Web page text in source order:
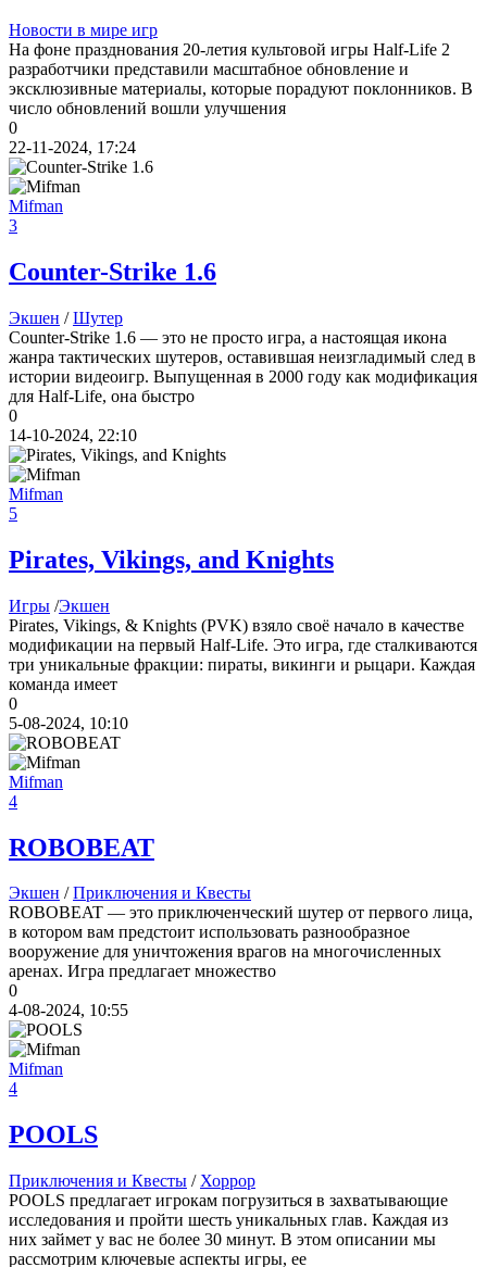
Новости в мире игр
На фоне празднования 20-летия культовой игры Half-Life 2
разработчики представили масштабное обновление и
эксклюзивные материалы, которые порадуют поклонников. В
число обновлений вошли улучшения
0
22-11-2024, 17:24
Mifman
3
Counter-Strike 1.6
Экшен /Шутер
Counter-Strike 1.6 — это не просто игра, а настоящая икона
жанра тактических шутеров, оставившая неизгладимый след в
истории видеоигр. Выпущенная в 2000 году как модификация
для Half-Life, она быстро
0
14-10-2024, 22:10
Mifman
5
Pirates, Vikings, and Knights
Игры /Экшен
Pirates, Vikings, & Knights (PVK) взяло своё начало в качестве
модификации на первый Half-Life. Это игра, где сталкиваются
три уникальные фракции: пираты, викинги и рыцари. Каждая
команда имеет
0
5-08-2024, 10:10
Mifman
4
ROBOBEAT
Экшен /Приключения и Квесты
ROBOBEAT — это приключенческий шутер от первого лица,
в котором вам предстоит использовать разнообразное
вооружение для уничтожения врагов на многочисленных
аренах. Игра предлагает множество
0
4-08-2024, 10:55
Mifman
4
POOLS
Приключения и Квесты / Хоррор
POOLS предлагает игрокам погрузиться в захватывающие
исследования и пройти шесть уникальных глав. Каждая из
них займет у вас не более 30 минут. В этом описании мы
рассмотрим ключевые аспекты игры, ее